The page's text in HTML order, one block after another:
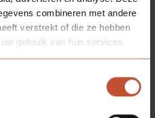
combineren met andere
verstrekt of die ze hebben
gebruik van hun services.
spelen emoties en lokale
een grote rol. Someren
van Berkvens en dat
de doorslag. Met pijn
Houthalen moet sluiten.